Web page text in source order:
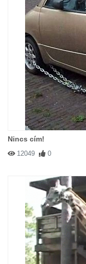
Nincs cím!
12049 0